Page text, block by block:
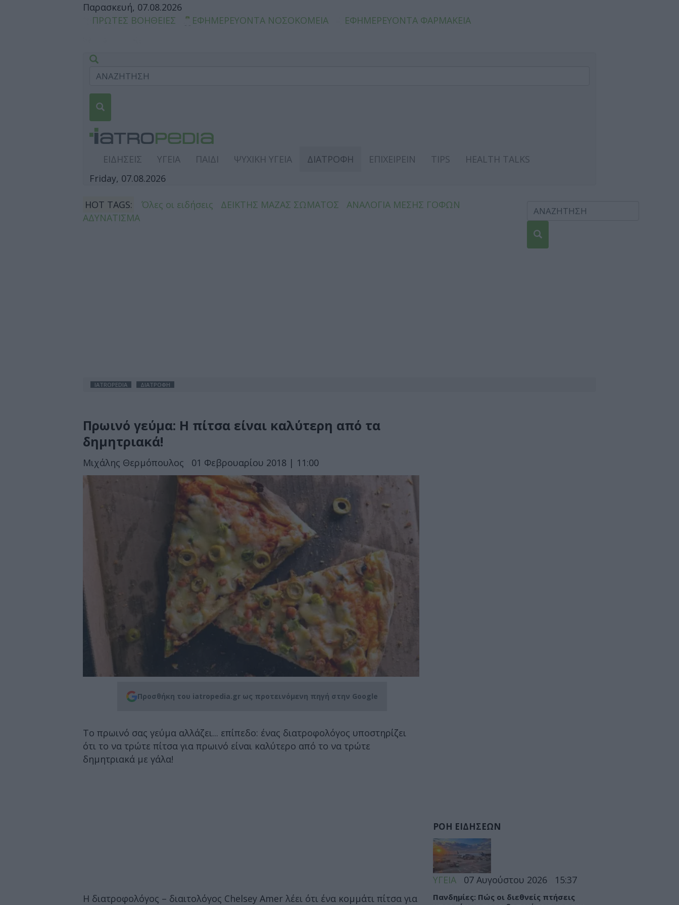
Παρασκευή, 07.08.2026
ΠΡΩΤΕΣ ΒΟΗΘΕΙΕΣ
ΕΦΗΜΕΡΕΥΟΝΤΑ ΝΟΣΟΚΟΜΕΙΑ ΕΦΗΜΕΡΕΥΟΝΤΑ ΦΑΡΜΑΚΕΙΑ
ΕΙΔΗΣΕΙΣ ΥΓΕΙΑ ΠΑΙΔΙ ΨΥΧΙΚΗ ΥΓΕΙΑ ΔΙΑΤΡΟΦΗ ΕΠΙΧΕΙΡΕΙΝ TIPS
HEALTH TALKS
Friday, 07.08.2026
HOT TAGS: Όλες οι ειδήσεις ΔΕΙΚΤΗΣ ΜΑΖΑΣ ΣΩΜΑΤΟΣ
ΑΝΑΛΟΓΙΑ ΜΕΣΗΣ ΓΟΦΩΝ
ΑΔΥΝΑΤΙΣΜΑ
IATROPEDIA ΔΙΑΤΡΟΦΗ
Πρωινό γεύμα: Η πίτσα είναι καλύτερη από τα
δημητριακά!
Μιχάλης Θερμόπουλος 01 Φεβρουαρίου 2018 | 11:00
Προσθήκη του iatropedia.gr ως προτεινόμενη πηγή στην Google
Το πρωινό σας γεύμα αλλάζει... επίπεδο: ένας διατροφολόγος υποστηρίζει
ότι το να τρώτε πίτσα για πρωινό είναι καλύτερο από το να τρώτε
δημητριακά με γάλα!
Η διατροφολόγος – διαιτολόγος Chelsey Amer λέει ότι ένα κομμάτι πίτσα για
ΡΟΗ ΕΙΔΗΣΕΩΝ
ΥΓΕΙΑ 07 Αυγούστου 2026 15:37
Πανδημίες: Πώς οι διεθνείς πτήσεις